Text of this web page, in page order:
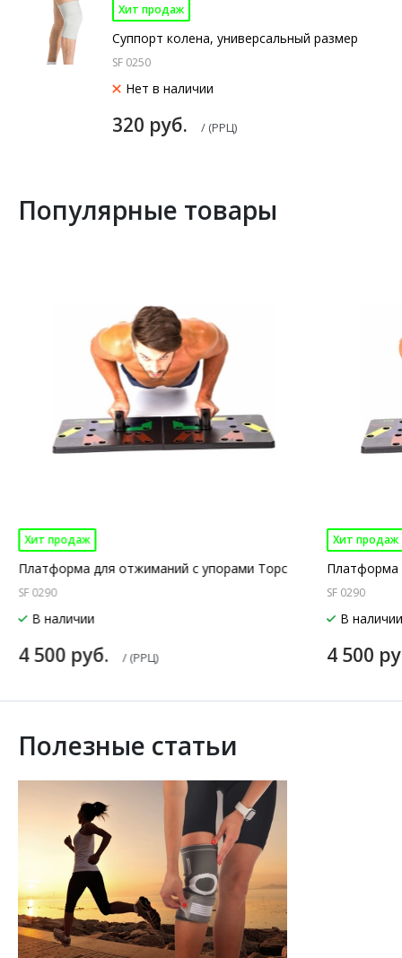
Хит продаж
Суппорт колена, универсальный размер
SF 0250
Нет в наличии
320 руб. / (РРЦ)
Популярные товары
Хит продаж
Платформа для отжиманий с упорами Торс
SF 0290
В наличии
4 500 руб. / (РРЦ)
Хит продаж
Платформа
SF 0290
В
4 500
Полезные статьи